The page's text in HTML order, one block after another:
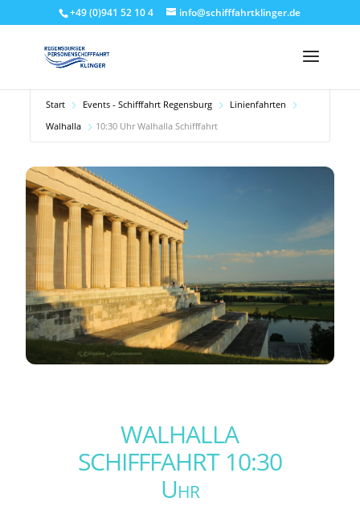
+49 (0)941 52 10 4 info@schifffahrtklinger.de
Start Events - Schifffahrt Regensburg
Linienfahrten
Walhalla
10:30 Uhr Walhalla Schifffahrt
WALHALLA
SCHIFFFAHRT 10:30
Uhr